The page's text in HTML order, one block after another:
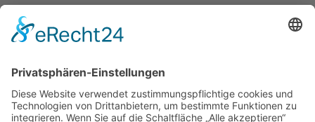
Rezepte
Spanien
Südtirol